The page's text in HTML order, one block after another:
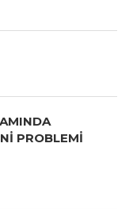
PROBLEMİ